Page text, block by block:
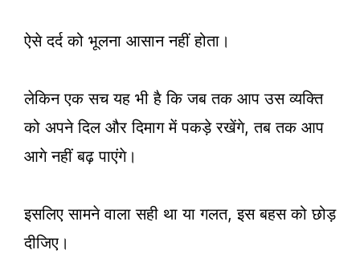
ऐसे दर्द को भूलना आसान नहीं होता।
लेकिन एक सच यह भी है कि जब तक आप उस व्यक्ति
को अपने दिल और दिमाग में पकड़े रखेंगे, तब तक आप
आगे नहीं बढ़ पाएंगे।
इसलिए सामने वाला सही था या गलत, इस बहस को छोड़
दीजिए।